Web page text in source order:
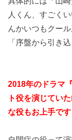
人くん、すごく
んかいつもクー
「序盤から引き
2018年のドラマ
ト役を演じてい
な役もお上手です